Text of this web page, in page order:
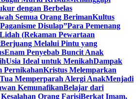
dengan Berbelas
Semua Orang BerimanKultus
Disulap”Para Pemenang
(Rekaman Pewartaan
Berjuang Melalui Pintu yang
Enam Penyebab Buncit Anak
Usia Ideal untuk MenikahDampak
PernikahanKristus Melemparkan
Memperparah Alergi AnakMenjadi
KemunafikanBelajar dari
Orang FarisiBerkat Imam,